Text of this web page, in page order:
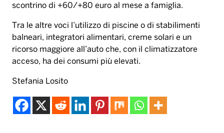
scontrino di +60/+80 euro al mese a famiglia.
Tra le altre voci l’utilizzo di piscine o di stabilimenti
balneari, integratori alimentari, creme solari e un
ricorso maggiore all’auto che, con il climatizzatore
acceso, ha dei consumi più elevati.
Stefania Losito